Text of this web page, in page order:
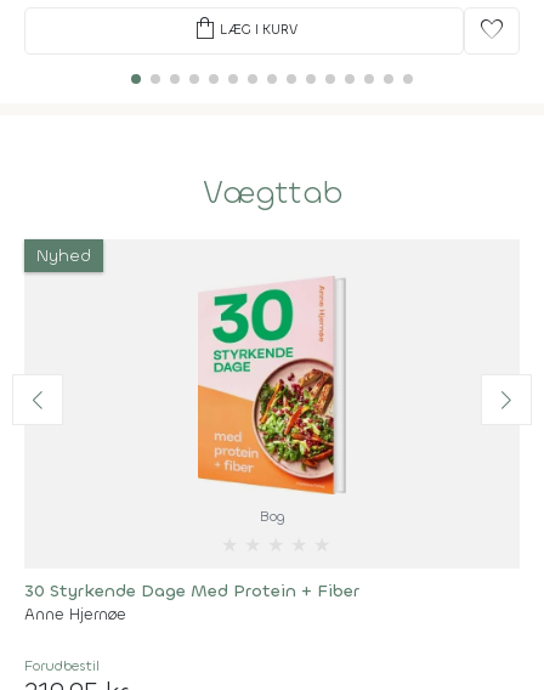
shopping_bag LÆG I KURV favorite
Vægttab
Nyhed
Bog
30 Styrkende Dage Med Protein + Fiber
Anne Hjernøe
Forudbestil